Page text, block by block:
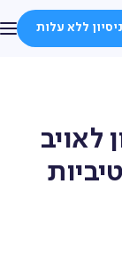
ניסיון ללא עלות
לאויב